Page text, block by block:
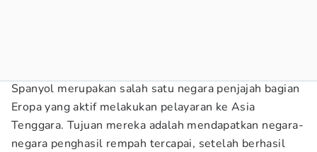
Spanyol merupakan salah satu negara penjajah bagian
Eropa yang aktif melakukan pelayaran ke Asia
Tenggara. Tujuan mereka adalah mendapatkan negara-
negara penghasil rempah tercapai, setelah berhasil